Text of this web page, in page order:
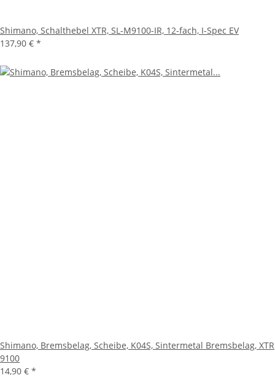
Shimano, Schalthebel XTR, SL-M9100-IR, 12-fach, I-Spec EV
137,90 € *
Shimano, Bremsbelag, Scheibe, K04S, Sintermetal Bremsbelag, XTR
9100
14,90 € *